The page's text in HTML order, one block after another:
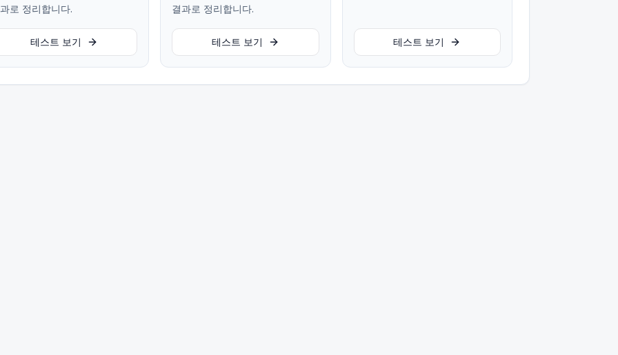
로 정리합니다.
테스트 보기
결과로 정리합니다.
테스트 보기 테스트 보기